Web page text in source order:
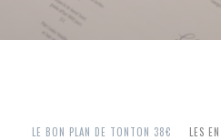
LE BON PLAN DE TONTON 38€ LES